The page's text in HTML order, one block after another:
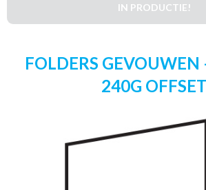
IN PRODUCTIE!
FOLDERS
240G OFFSET